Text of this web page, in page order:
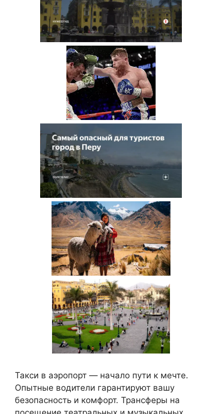
Такси в аэропорт — начало пути к мечте.
Опытные водители гарантируют вашу
безопасность и комфорт. Трансферы на